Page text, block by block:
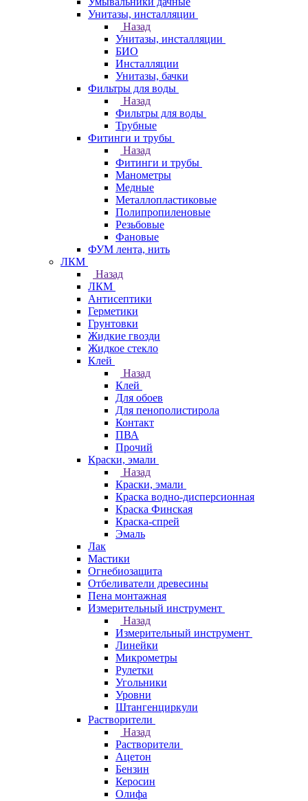
Унитазы, инсталляции
Назад
Унитазы, инсталляции
БИО
Инсталляции
Унитазы, бачки
Фильтры для воды
Назад
Фильтры для воды
Трубные
Фитинги и трубы
Назад
Фитинги и трубы
Манометры
Медные
Металлопластиковые
Полипропиленовые
Резьбовые
Фановые
ФУМ лента, нить
ЛКМ
Назад
ЛКМ
Антисептики
Герметики
Грунтовки
Жидкие гвозди
Жидкое стекло
Клей
Назад
Клей
Для обоев
Для пенополистирола
Контакт
ПВА
Прочий
Краски, эмали
Назад
Краски, эмали
Краска водно-дисперсионная
Краска Финская
Краска-спрей
Эмаль
Лак
Мастики
Огнебиозащита
Отбеливатели древесины
Пена монтажная
Измерительный инструмент
Назад
Измерительный инструмент
Линейки
Микрометры
Рулетки
Угольники
Уровни
Штангенциркули
Растворители
Назад
Растворители
Ацетон
Бензин
Керосин
Олифа